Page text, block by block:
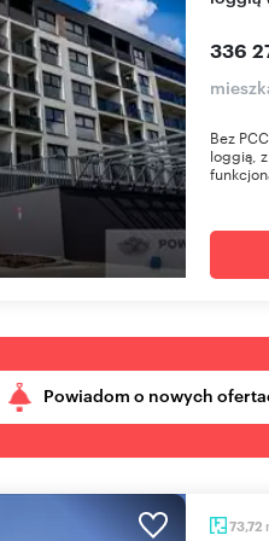
336
Bez
loggią,
Powiadom o nowych
73,72